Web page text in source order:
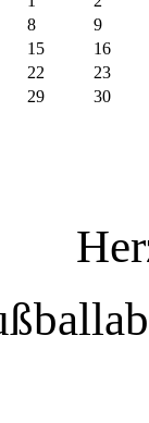
8
9
15
16
22
23
29
30